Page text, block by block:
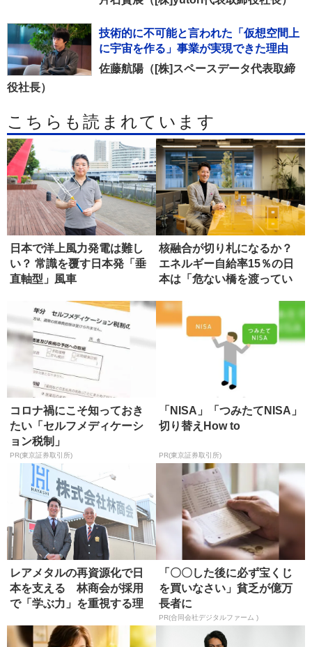
技術的に不可能と言われた「仮想空間上
に宇宙を作る」事業が実現できた理由
佐藤航陽（[株]スペースデータ代表取締
役社長）
こちらも読まれています
日本で洋上風力発電は難し
い？ 常識を覆す日本発「垂
直軸型」風車
核融合が切り札になるか？
エネルギー自給率15％の日
本は「危ない橋を渡ってい
コロナ禍にこそ知っておき
たい「セルフメディケーシ
ョン税制」
PR(東京証券取引所)
「NISA」「つみたてNISA」
切り替えHow to
PR(東京証券取引所)
レアメタルの再資源化で日
本を支える 林商会が採用
で「学ぶ力」を重視する理
「〇〇した後に必ず宝くじ
を買いなさい」貧乏が億万
長者に
PR(合同会社デジタルファーム )